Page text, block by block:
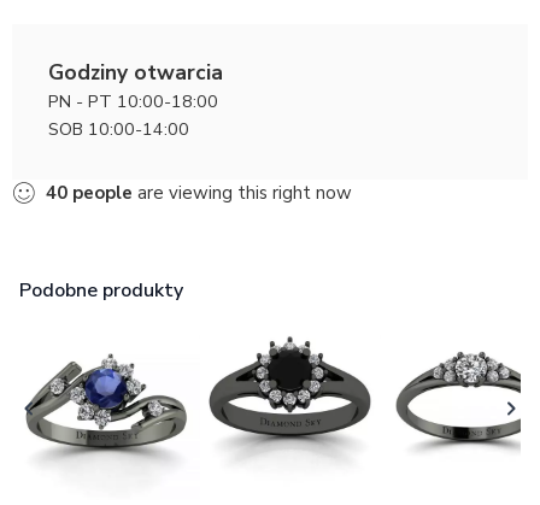
Godziny otwarcia
PN - PT 10:00-18:00
SOB 10:00-14:00
40 people are viewing this right now
Podobne produkty